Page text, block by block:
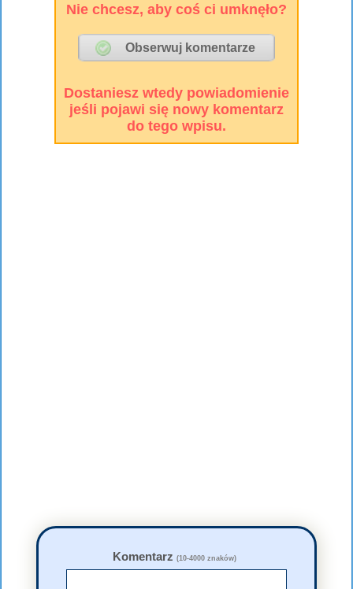
Nie chcesz, aby coś ci umknęło?
Dostaniesz wtedy powiadomienie
jeśli pojawi się nowy komentarz
do tego wpisu.
Komentarz (10-4000 znaków)